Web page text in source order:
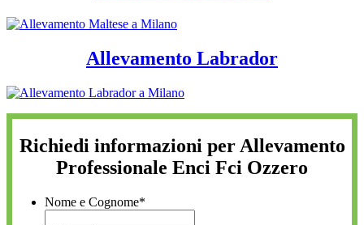
Allevamento Labrador
Richiedi informazioni per Allevamento
Professionale Enci Fci Ozzero
Nome e Cognome*